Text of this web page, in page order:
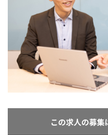
就活成功ガイド
プラン
個人向けプラン
法人向けプラン
学校向けプラン
この求人の募